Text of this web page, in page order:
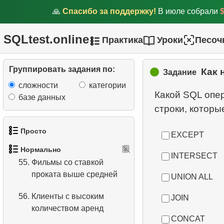
🙏 Спасибо за поддержку! В июле собрали
SQLtest.online Практика Уроки
Группировать задания по:
сложности
категории
базе данных
Просто
Список языков
3. Имена актёров
Нормально
Клиенты с самыми
высокими расходами
52.
Фильмы, которых нет в
наличии
53.Языки, не
представленные в
54.Найдти фильмы без
55. Фильмы со ставкой
проката выше средней
56. Клиенты с высоким
количеством аренд
Задание Как
Какой SQL
EXCEPT
INTERSECT
UNION ALL
JOIN
CONCAT